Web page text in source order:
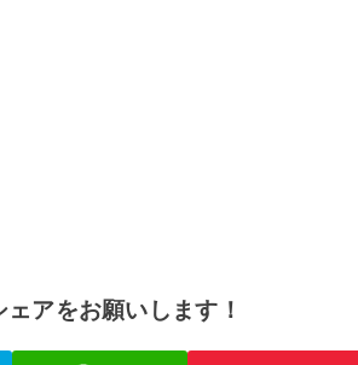
アをお願いします！